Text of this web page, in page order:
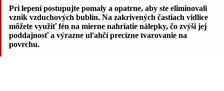
Pri lepení postupujte pomaly a opatrne, aby ste eliminovali
vznik vzduchových bublín. Na zakrivených častiach vidlice
môžete využiť fén na mierne nahriatie nálepky, čo zvýši jej
poddajnosť a výrazne uľahčí precízne tvarovanie na
povrchu.